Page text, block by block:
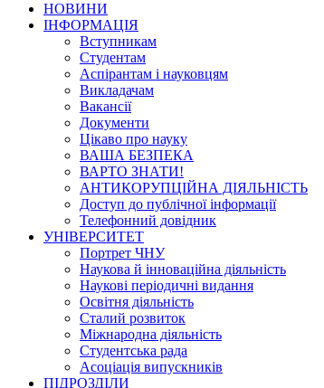
НОВИНИ
ІНФОРМАЦІЯ
Вступникам
Студентам
Аспірантам і науковцям
Викладачам
Вакансії
Документи
Цікаво про науку
ВАША БЕЗПЕКА
ВАРТО ЗНАТИ!
АНТИКОРУПЦІЙНА ДІЯЛЬНІСТЬ
Доступ до публічної інформації
Телефонний довідник
УНІВЕРСИТЕТ
Портрет ЧНУ
Наукова й інноваційна діяльність
Наукові періодичні видання
Освітня діяльність
Сталий розвиток
Міжнародна діяльність
Студентська рада
Асоціація випускників
ПІДРОЗДІЛИ